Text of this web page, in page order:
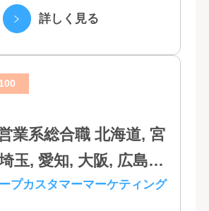
, 和歌山, 広島, 岡山, 山
根, 香川, 愛媛, 徳島,
, 長崎, 熊本, 鹿児島, 大
賀, 沖縄
ま基点」をスローガンに掲
詳しく見る
総合職 北海道, 宮
玉, 愛知, 大阪, 広島,
プカスタマーマーケティング